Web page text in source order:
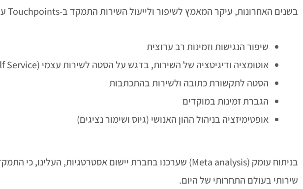
בשנים האחרונות, עיקר המאמץ לשיפור ולייעול השירות התמקד ב-Touchpoints עם הלקוחות:
שיפור הנגישות וזמינות רב ערוצית
אוטומציה ודיגיטציה של השירות, בדגש על הסטה לשירות עצמי (Self Service)
הסטה לתקשורת כתובה ולשירות בהתכתבות
הגברת זמינות במוקדים
אופטימיזציה בניהול ההון האנושי (גיוס ושימור נציגים)
שירותי בעולם התחרותי של היום.